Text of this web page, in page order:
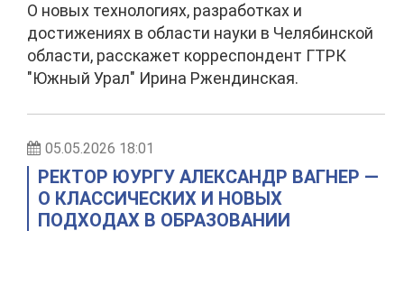
О новых технологиях, разработках и
достижениях в области науки в Челябинской
области, расскажет корреспондент ГТРК
"Южный Урал" Ирина Ржендинская.
05.05.2026 18:01
РЕКТОР ЮУРГУ АЛЕКСАНДР ВАГНЕР —
О КЛАССИЧЕСКИХ И НОВЫХ
ПОДХОДАХ В ОБРАЗОВАНИИ